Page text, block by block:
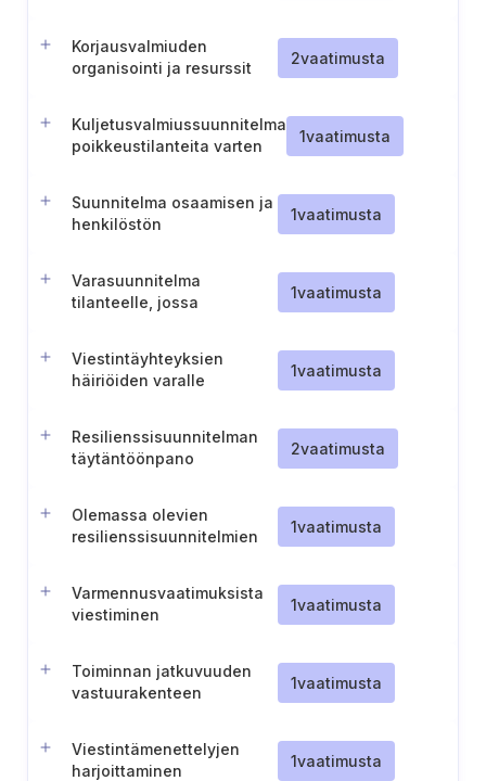
Korjausvalmiuden
organisointi ja resurssit
2vaatimusta
Kuljetusvalmiussuunnitelma
poikkeustilanteita varten
1vaatimusta
Suunnitelma osaamisen ja
henkilöstön
1vaatimusta
Varasuunnitelma
tilanteelle, jossa
1vaatimusta
Viestintäyhteyksien
häiriöiden varalle
1vaatimusta
Resilienssisuunnitelman
täytäntöönpano
2vaatimusta
Olemassa olevien
resilienssisuunnitelmien
1vaatimusta
Varmennusvaatimuksista
viestiminen
1vaatimusta
Toiminnan jatkuvuuden
vastuurakenteen
1vaatimusta
Viestintämenettelyjen
harjoittaminen
1vaatimusta